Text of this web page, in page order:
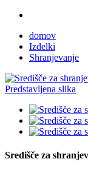
domov
Izdelki
Shranjevanje
Središče za